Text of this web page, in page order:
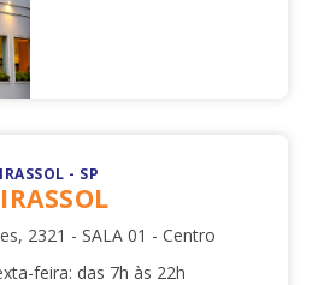
- SP
2321 - SALA 01 - Centro
feira: das 7h às 22h